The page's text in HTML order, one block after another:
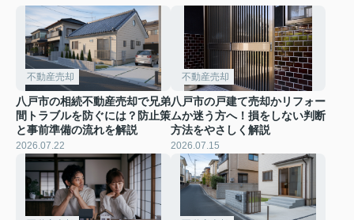
不動産売却
八戸市の相続不動産売却で兄弟
間トラブルを防ぐには？防止策
と事前準備の流れを解説
2026.07.22
不動産売却
八戸市の戸建て売却かリフォー
ムか迷う方へ！損をしない判断
方法をやさしく解説
2026.07.15